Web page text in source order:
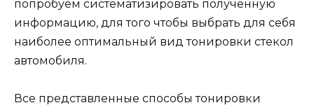
попробуем систематизировать полученную
информацию, для того чтобы выбрать для себя
наиболее оптимальный вид тонировки стекол
автомобиля.
Все представленные способы тонировки